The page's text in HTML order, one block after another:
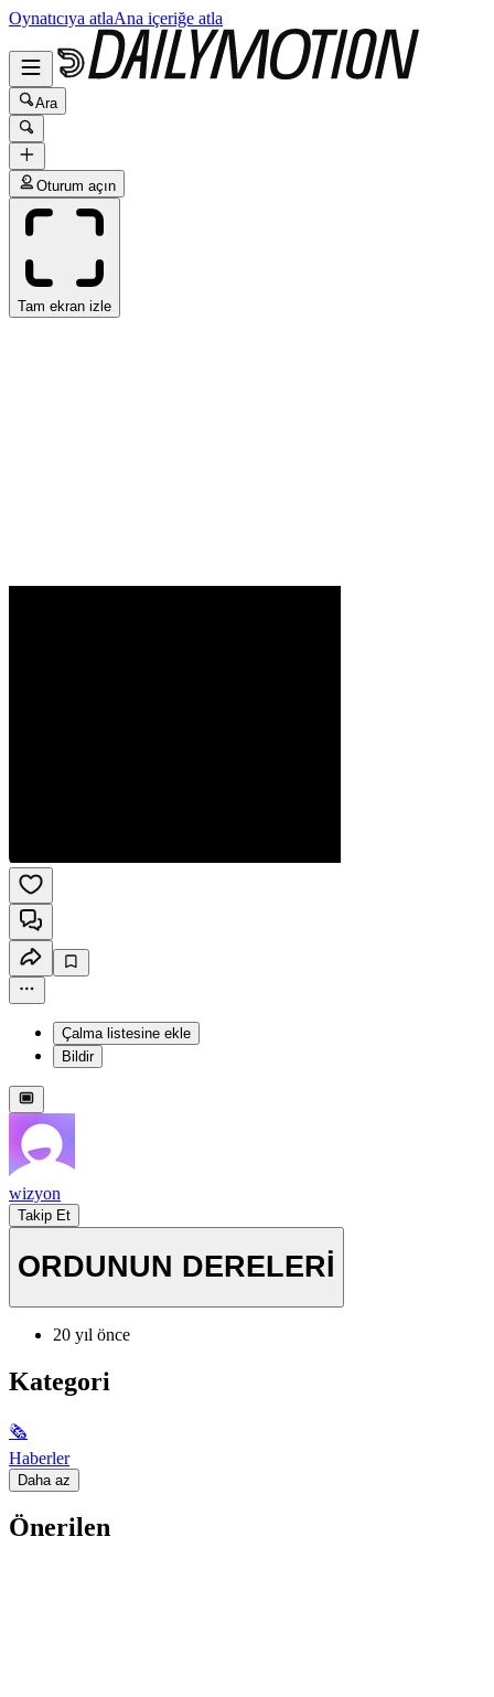
Oynatıcıya atlaAna içeriğe atla
Ara
Oturum açın
Tam ekran izle
Çalma listesine ekle
Bildir
wizyon
Takip Et
ORDUNUN DERELERİ
20 yıl önce
Kategori
🗞
Haberler
Daha az
Önerilen